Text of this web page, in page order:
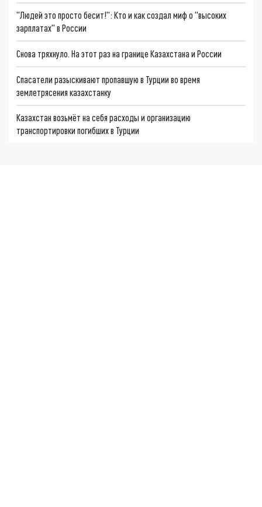
"Людей это просто бесит!": Кто и как создал миф о "высоких
зарплатах" в России
Снова тряхнуло. На этот раз на границе Казахстана и России
Спасатели разыскивают пропавшую в Турции во время
землетрясения казахстанку
Казахстан возьмёт на себя расходы и организацию
транспортировки погибших в Турции